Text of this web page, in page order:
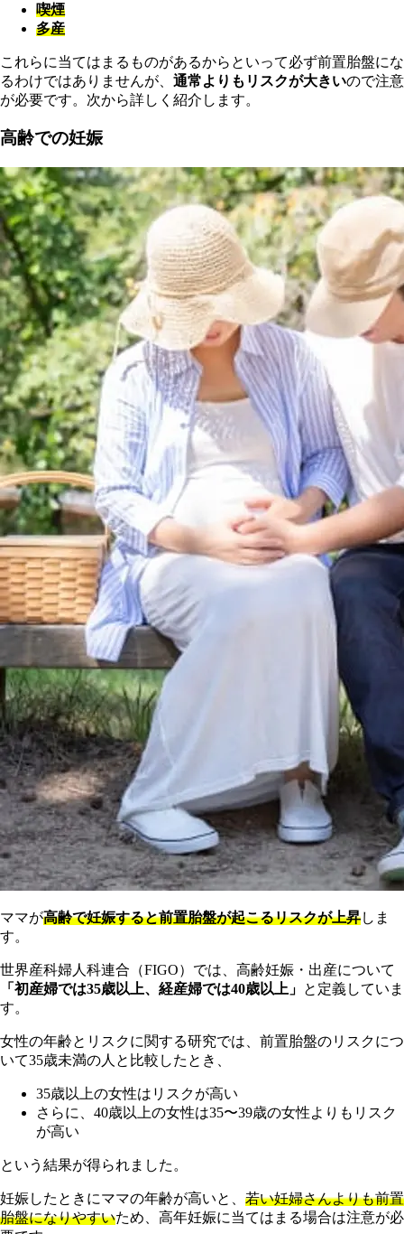
喫煙
多産
これらに当てはまるものがあるからといって必ず前置胎盤にな
るわけではありませんが、 通常よりもリスクが大きいので注意
が必要です。次から詳しく紹介します。
高齢での妊娠
ママが高齢で妊娠すると前置胎盤が起こるリスクが上昇しま
す。
世界産科婦人科連合（FIGO）では、高齢妊娠・出産について
「初産婦では35歳以上、経産婦では40歳以上」 と定義していま
す。
女性の年齢とリスクに関する研究では、前置胎盤のリスクにつ
いて35歳未満の人と比較したとき、
35歳以上の女性はリスクが高い
さらに、40歳以上の女性は35〜39歳の女性よりもリスク
が高い
という結果が得られました。
妊娠したときにママの年齢が高いと、 若い妊婦さんよりも前置
胎盤になりやすいため、高年妊娠に当てはまる場合は注意が必